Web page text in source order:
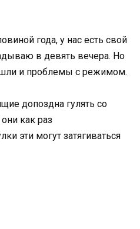
года, у нас есть свой
в девять вечера. Но
и проблемы с режимом.
допоздна гулять со
как раз
эти могут затягиваться